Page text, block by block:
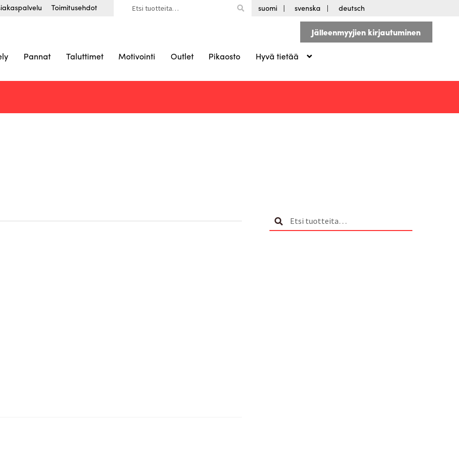
Toimitusehdot suomi svenska deutsch
Pannat Taluttimet Motivointi Outlet Pikaosto Hyvä tietää
Jälleenmyyjien kirjautuminen
Etsi:
Haku